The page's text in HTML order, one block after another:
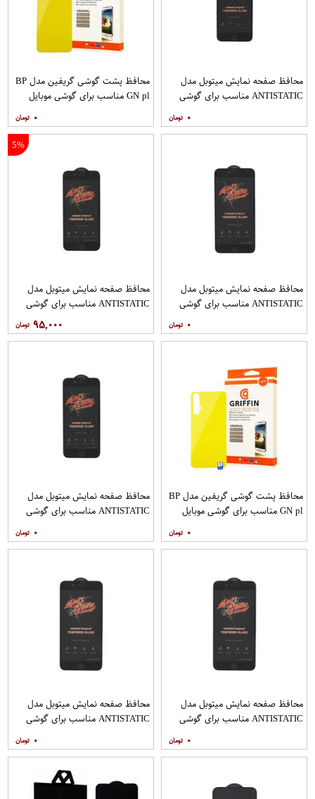
محافظ صفحه نمایش میتوبل مدل
ANTISTATIC مناسب برای گوشی
۰
محافظ پشت گوشی گریفین مدل BP
GN pl مناسب برای گوشی موبایل
۰
محافظ صفحه نمایش میتوبل مدل
ANTISTATIC مناسب برای گوشی
۰
5%
محافظ صفحه نمایش میتوبل مدل
ANTISTATIC مناسب برای گوشی
۹۵,۰۰۰
محافظ پشت گوشی گریفین مدل BP
GN pl مناسب برای گوشی موبایل
۰
محافظ صفحه نمایش میتوبل مدل
ANTISTATIC مناسب برای گوشی
۰
محافظ صفحه نمایش میتوبل مدل
ANTISTATIC مناسب برای گوشی
۰
محافظ صفحه نمایش میتوبل مدل
ANTISTATIC مناسب برای گوشی
۰